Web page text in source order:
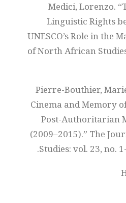
43- Medici,
Linguistic Rights
UNESCO’s Role in the
of North African
44- Pierre-Bouthier,
Cinema and Memory
Post-Authoritarian
(2009–2015).” The
Studies: vol. 23, no.